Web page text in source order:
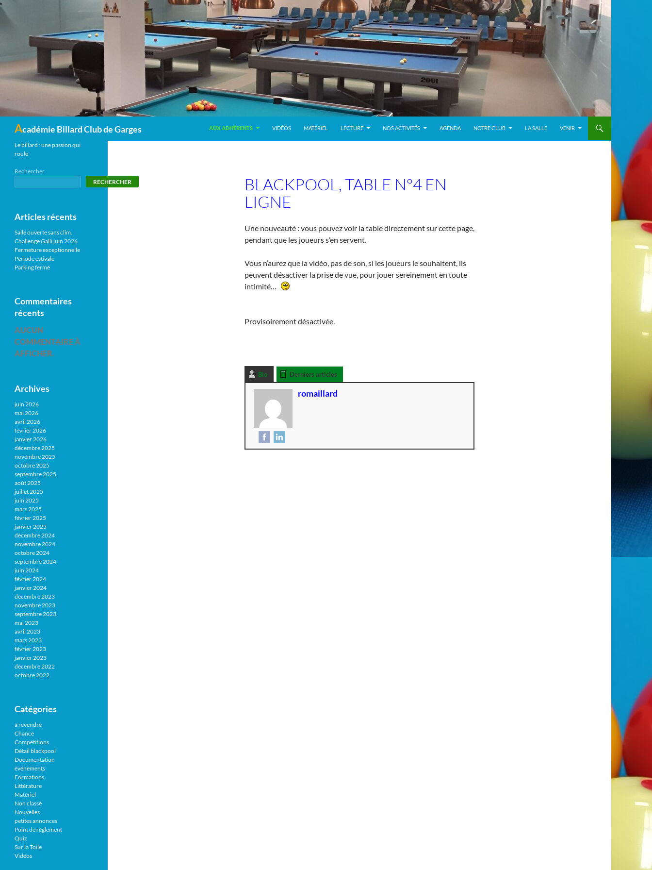
Académie Billard Club de Garges AUX ADHÉRENTS VIDÉOS MATÉRIEL LECTURE NOS ACTIVITÉS AGENDA NOTRE CLUB LA SALLE VENIR
BLACKPOOL, TABLE N°4 EN
LIGNE
Une nouveauté : vous pouvez voir la table directement sur cette page,
pendant que les joueurs s’en servent.
Vous n’aurez que la vidéo, pas de son, si les joueurs le souhaitent, ils
peuvent désactiver la prise de vue, pour jouer sereinement en toute
intimité…
Provisoirement désactivée.
Bio Derniers articles
romaillard
Le billard : une passion qui
roule
Rechercher
RECHERCHER
Articles récents
Salle ouverte sans clim.
Challenge Galli juin 2026
Fermeture exceptionnelle
Période estivale
Parking fermé
Commentaires
récents
AUCUN
COMMENTAIRE À
AFFICHER.
Archives
juin 2026
mai 2026
avril 2026
février 2026
janvier 2026
décembre 2025
novembre 2025
octobre 2025
septembre 2025
août 2025
juillet 2025
juin 2025
mars 2025
février 2025
janvier 2025
décembre 2024
novembre 2024
octobre 2024
septembre 2024
juin 2024
février 2024
janvier 2024
décembre 2023
novembre 2023
septembre 2023
mai 2023
avril 2023
mars 2023
février 2023
janvier 2023
décembre 2022
octobre 2022
Catégories
à revendre
Chance
Compétitions
Détail blackpool
Documentation
événements
Formations
Littérature
Matériel
Non classé
Nouvelles
petites annonces
Point de règlement
Quiz
Sur la Toile
Vidéos